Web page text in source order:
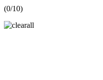
(0/10)